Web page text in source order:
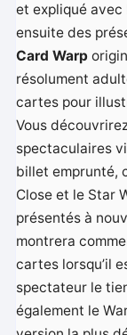
et expliqué avec
ensuite des
Card Warp
résolument
cartes pour
Vous
spectaculaires
billet emprunté,
Close et le Star
présentés à
montrera
cartes lorsqu’il
spectateur le
également le